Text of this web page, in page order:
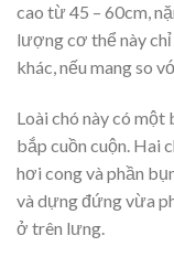
cao từ 45 – 60cm,
lượng cơ thể này
khác, nếu mang so
Loài chó này có một
bắp cuồn cuộn. Hai
hơi cong và phần
và dựng đứng vừa
ở trên lưng.